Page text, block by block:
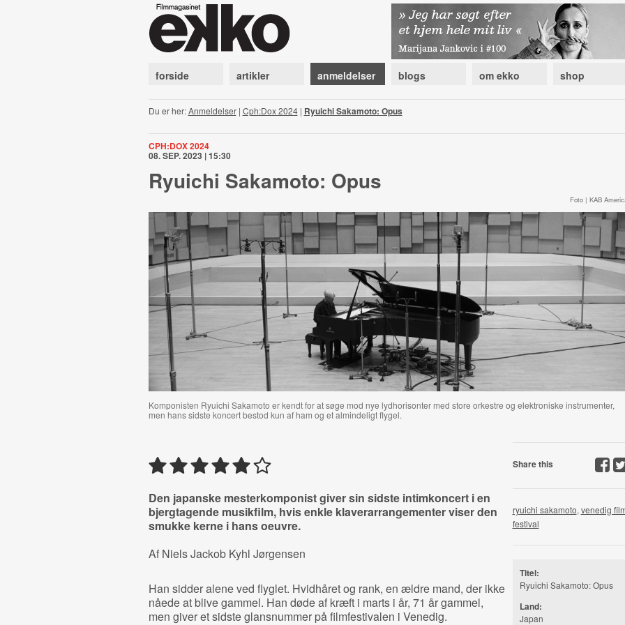
forside artikler anmeldelser blogs om ekko shop
Du er her:Anmeldelser| Cph:Dox 2024| Ryuichi Sakamoto: Opus
CPH:DOX 2024
08. SEP. 2023 | 15:30
Ryuichi Sakamoto: Opus
Foto | KAB
Komponisten Ryuichi Sakamoto er kendt for at søge mod nye lydhorisonter med store orkestre og elektroniske instrumenter,
men hans sidste koncert bestod kun af ham og et almindeligt flygel.
Den japanske mesterkomponist giver sin sidste intimkoncert i en
bjergtagende musikfilm, hvis enkle klaverarrangementer viser den
smukke kerne i hans oeuvre.
Af Niels Jackob Kyhl Jørgensen
Han sidder alene ved flyglet. Hvidhåret og rank, en ældre mand, der ikke
nåede at blive gammel. Han døde af kræft i marts i år, 71 år gammel,
men giver et sidste glansnummer på filmfestivalen i Venedig.
Share this
ryuichi sakamoto, venedig
festival
Titel:
Ryuichi Sakamoto: Opus
Land:
Japan